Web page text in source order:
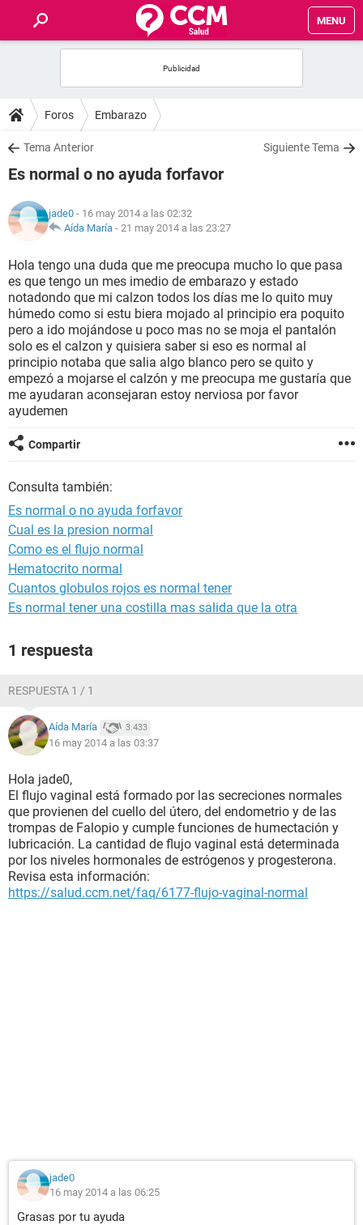
MENU
FOROS
SALUD
NUTRICIÓN
BIENESTAR
SEXUALIDAD
GLOSARIO
Foros Embarazo
Tema Anterior Siguiente Tema
Es normal o no ayuda forfavor
jade0 - 16 may 2014 a las 02:32
Aída María - 21 may 2014 a las 23:27
Hola tengo una duda que me preocupa mucho lo que pasa
es que tengo un mes imedio de embarazo y estado
notadondo que mi calzon todos los días me lo quito muy
húmedo como si estu biera mojado al principio era poquito
pero a ido mojándose u poco mas no se moja el pantalón
solo es el calzon y quisiera saber si eso es normal al
principio notaba que salia algo blanco pero se quito y
empezó a mojarse el calzón y me preocupa me gustaría que
me ayudaran aconsejaran estoy nerviosa por favor
ayudemen
Compartir
Consulta también:
Es normal o no ayuda forfavor
Cual es la presion normal
Como es el flujo normal
Hematocrito normal
Cuantos globulos rojos es normal tener
Es normal tener una costilla mas salida que la otra
1 respuesta
RESPUESTA 1 / 1
Aída María 3.433
16 may 2014 a las 03:37
Hola jade0,
El flujo vaginal está formado por las secreciones normales
que provienen del cuello del útero, del endometrio y de las
trompas de Falopio y cumple funciones de humectación y
lubricación. La cantidad de flujo vaginal está determinada
por los niveles hormonales de estrógenos y progesterona.
Revisa esta información:
https://salud.ccm.net/faq/6177-flujo-vaginal-normal
jade0
16 may 2014 a las 06:25
Grasas por tu ayuda